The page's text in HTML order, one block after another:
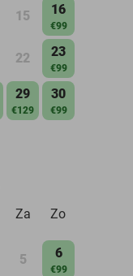
15 16
€99
22 23
€99
29
€129
30
€99
Za Zo
5 6
€99